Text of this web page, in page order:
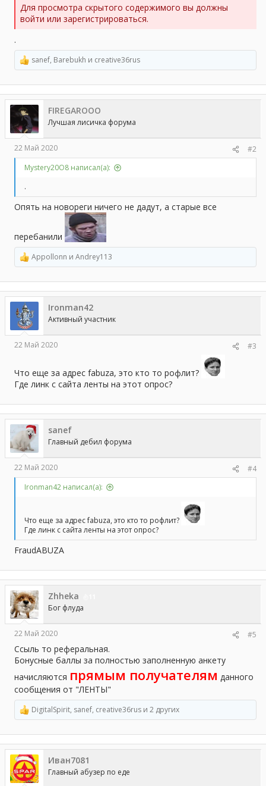
Для просмотра скрытого содержимого вы должны
войти или зарегистрироваться.
.
Р
е
а
к
ц
и
и
:
sanef, Barebukh и creative36rus
FIREGAROOO
Лучшая лисичка форума
22 Май 2020
#2
Mystery20O8 написал(а):
.
Опять на новореги ничего не дадут, а старые все
перебанили
Р
е
а
к
ц
и
и
:
Appollonn и Andrey113
Ironman42
Активный участник
22 Май 2020 #3
Что еще за адрес fabuza, это кто то рофлит?
Где линк с сайта ленты на этот опрос?
sanef
Главный дебил форума
22 Май 2020
#4
Ironman42 написал(а):
Что еще за адрес fabuza, это кто то рофлит?
Где линк с сайта ленты на этот опрос?
FraudABUZA
Zhheka
Бог флуда
22 Май 2020 #5
Ссыль то реферальная.
Бонусные баллы за полностью заполненную анкету
начисляются прямым получателям данного
сообщения от "ЛЕНТЫ"
Р
е
а
к
ц
и
и
:
DigitalSpirit, sanef, creative36rus и 2 других
Иван7081
Главный абузер по еде